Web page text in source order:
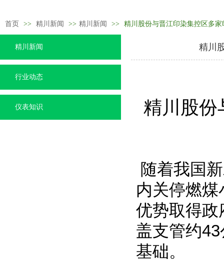
首页 >> 精川新闻 >> 精川新闻 >> 精川股份与晋江印染集控区多
精川新闻
行业动态
仪表知识
精川
精川股份
随着我国
内关停燃
优势取得政
盖支管约
基础。